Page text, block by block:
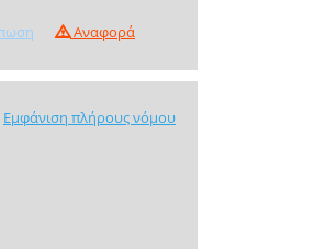
Αναφορά
Εμφάνιση πλήρους νόμου